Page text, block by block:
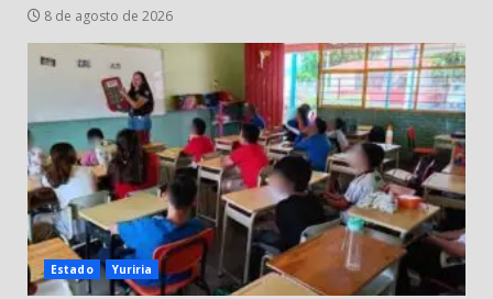
8 de agosto de 2026
Estado Yuriria